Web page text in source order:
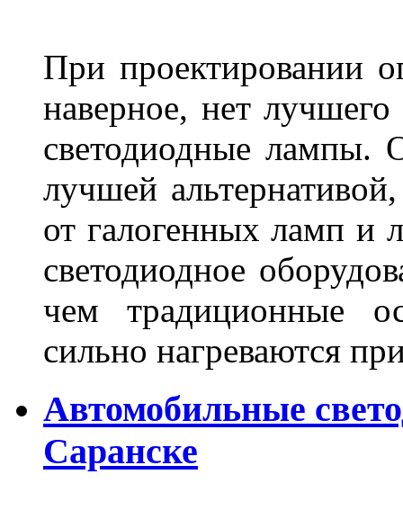
При проектировании
наверное, нет
светодиодные лампы.
лучшей
от галогенных ламп и
светодиодное
чем традиционные
сильно нагреваются
Автомобильные
Саранске